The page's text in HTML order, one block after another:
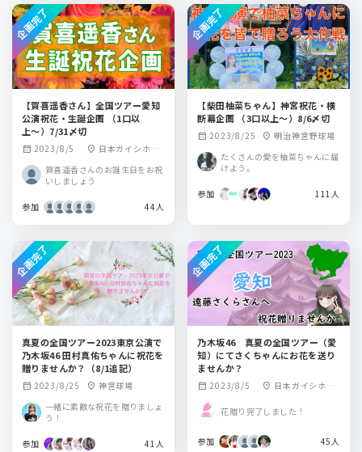
【賀喜遥香さん】全国ツアー愛知
公演祝花・生誕企画 （1口以
上〜）7/31〆切
calendar_month 2023/8/5 location_on 日本ガイシホー
賀喜遥香さんのお誕生日をお祝
いしましょう
参加 44人
企画完了
【柴田柚菜ちゃん】神宮祝花・横
断幕企画 （3口以上〜）8/6〆切
calendar_month 2023/8/25 location_on 明治神宮野球場
たくさんの愛を柚菜ちゃんに届
けよう。
参加 111人
企画完了
真夏の全国ツアー2023東京公演で
乃木坂46 田村真佑ちゃんに祝花を
贈りませんか？（8/1追記）
calendar_month 2023/8/25 location_on 神宮球場
一緒に素敵な祝花を贈りましょ
う！
参加 41人
企画完了
乃木坂46 真夏の全国ツアー（愛
知）にてさくちゃんにお花を送り
ませんか？
calendar_month 2023/8/5 location_on 日本ガイシホー
花贈り完了しました！
参加 45人
企画完了